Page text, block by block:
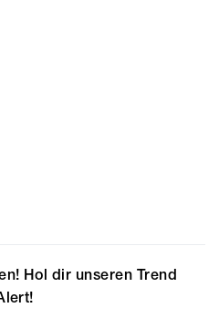
Hol dir unseren Trend